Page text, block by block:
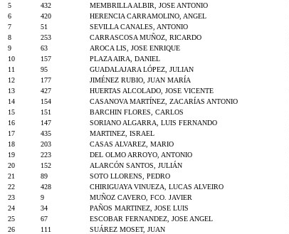
5
432 MEMBRILLA ALBIR, JOSE ANTONIO
6
420 HERENCIA CARRAMOLINO, ANGEL
7
51 SEVILLA CANALES, ANTONIO
8
253 CARRASCOSA MUÑOZ, RICARDO
9
63 AROCA LIS, JOSE ENRIQUE
10
157 PLAZA AIRA, DANIEL
11
95 GUADALAJARA LÓPEZ, JULIAN
12
177 JIMÉNEZ RUBIO, JUAN MARÍA
13
427 HUERTAS ALCOLADO, JOSE VICENTE
14
154 CASANOVA MARTÍNEZ, ZACARÍAS ANTONIO
15
151 BARCHIN FLORES, CARLOS
16
147 SORIANO ALGARRA, LUIS FERNANDO
17
435 MARTINEZ, ISRAEL
18
203 CASAS ALVAREZ, MARIO
19
223 DEL OLMO ARROYO, ANTONIO
20
152 ALARCÓN SANTOS, JULIÁN
21
89 SOTO LLORENS, PEDRO
22
428 CHIRIGUAYA VINUEZA, LUCAS ALVEIRO
23
9 MUÑOZ CAVERO, FCO. JAVIER
24
34 PAÑOS MARTINEZ, JOSE LUIS
25
67 ESCOBAR FERNANDEZ, JOSE ANGEL
26
111 SUÁREZ MOSET, JUAN